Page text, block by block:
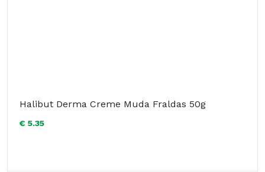
Halibut Derma Creme Muda Fraldas 50g
€ 5.35